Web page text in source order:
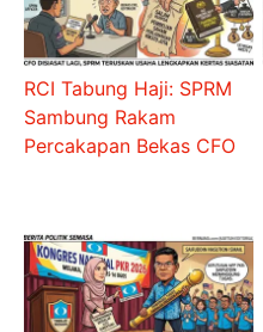
RCI Tabung Haji: SPRM
Sambung Rakam
Percakapan Bekas CFO